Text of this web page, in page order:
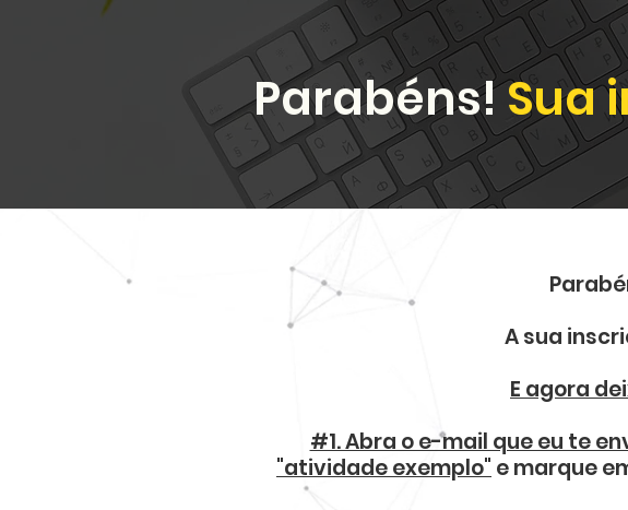
Parabéns!Sua
A sua
E agora
#1. Abra o e-mail que eu te
"atividade exemplo" e marque